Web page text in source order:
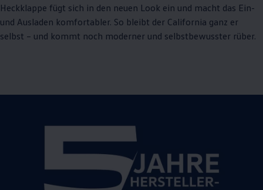
Heckklappe fügt sich in den neuen Look ein und macht das Ein-
und Ausladen komfortabler. So bleibt der California ganz er
selbst – und kommt noch moderner und selbstbewusster rüber.